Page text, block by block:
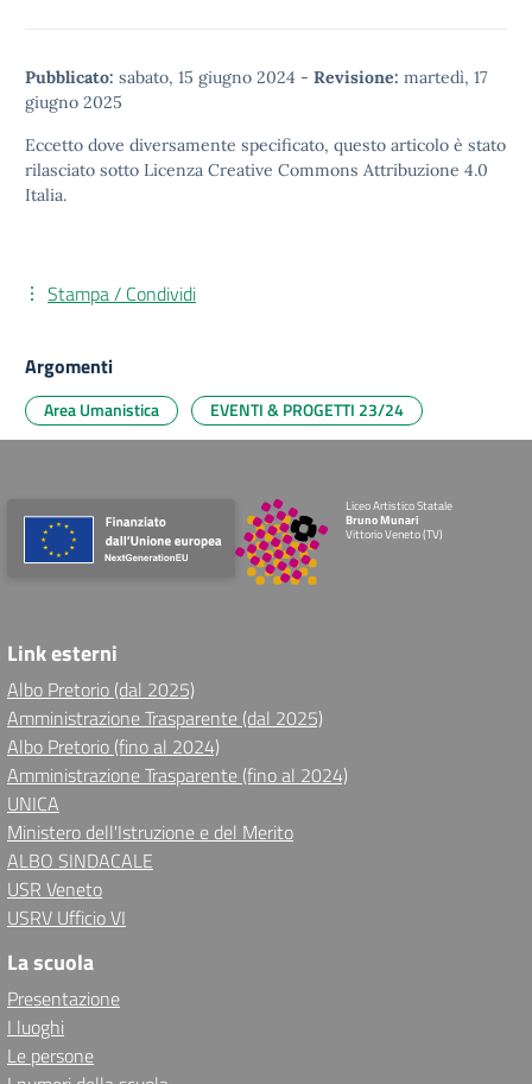
Pubblicato: sabato, 15 giugno 2024 - Revisione: martedì, 17
giugno 2025
Eccetto dove diversamente specificato, questo articolo è stato
rilasciato sotto Licenza Creative Commons Attribuzione 4.0
Italia.
Stampa / Condividi
Argomenti
Area Umanistica EVENTI & PROGETTI 23/24
Liceo Artistico Statale
Bruno Munari
Vittorio Veneto (TV)
Link esterni
Albo Pretorio (dal 2025)
Amministrazione Trasparente (dal 2025)
Albo Pretorio (fino al 2024)
Amministrazione Trasparente (fino al 2024)
UNICA
Ministero dell'Istruzione e del Merito
ALBO SINDACALE
USR Veneto
USRV Ufficio VI
La scuola
Presentazione
I luoghi
Le persone